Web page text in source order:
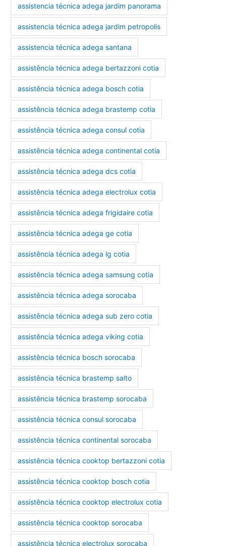
assistencia técnica adega jardim panorama
assistencia técnica adega jardim petropolis
assistencia técnica adega santana
assistência técnica adega bertazzoni cotia
assistência técnica adega bosch cotia
assistência técnica adega brastemp cotia
assistência técnica adega consul cotia
assistência técnica adega continental cotia
assistência técnica adega dcs cotia
assistência técnica adega electrolux cotia
assistência técnica adega frigidaire cotia
assistência técnica adega ge cotia
assistência técnica adega lg cotia
assistência técnica adega samsung cotia
assistência técnica adega sorocaba
assistência técnica adega sub zero cotia
assistência técnica adega viking cotia
assistência técnica bosch sorocaba
assistência técnica brastemp salto
assistência técnica brastemp sorocaba
assistência técnica consul sorocaba
assistência técnica continental sorocaba
assistência técnica cooktop bertazzoni cotia
assistência técnica cooktop bosch cotia
assistência técnica cooktop electrolux cotia
assistência técnica cooktop sorocaba
assistência técnica electrolux sorocaba